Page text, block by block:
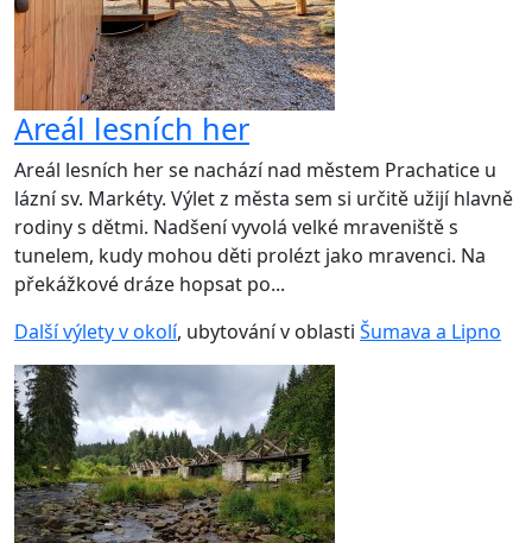
Areál lesních her
Areál lesních her se nachází nad městem Prachatice u
lázní sv. Markéty. Výlet z města sem si určitě užijí hlavně
rodiny s dětmi. Nadšení vyvolá velké mraveniště s
tunelem, kudy mohou děti prolézt jako mravenci. Na
překážkové dráze hopsat po...
Další výlety v okolí, ubytování v oblasti Šumava a Lipno